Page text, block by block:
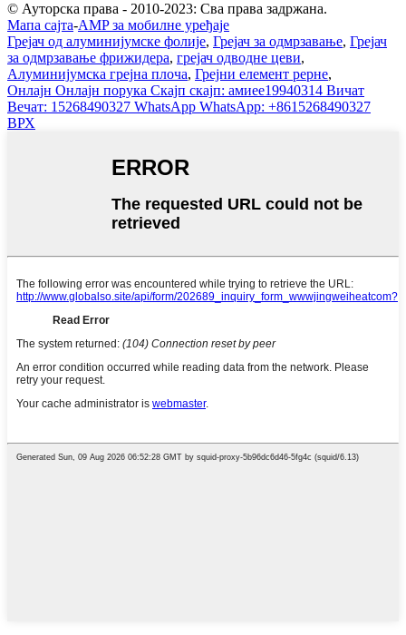
© Ауторска права - 2010-2023: Сва права задржана.
Мапа сајта-AMP за мобилне уређаје
Грејач од алуминијумске фолије, Грејач за одмрзавање, Грејач
за одмрзавање фрижидера, грејач одводне цеви,
Алуминијумска грејна плоча, Грејни елемент рерне,
Онлајн Онлајн порука Скајп скајп: амиее19940314 Вичат
Вечат: 15268490327 WhatsApp WhatsApp: +8615268490327
ВРХ